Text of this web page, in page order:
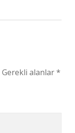
Gerekli alanlar*